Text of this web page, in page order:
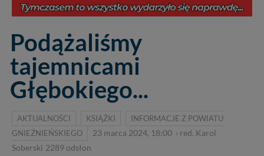
Podążaliśmy
tajemnicami
Głębokiego...
AKTUALNOŚCI KSIĄŻKI
INFORMACJE Z POWIATU
GNIEŹNIEŃSKIEGO
23 marca 2024, 18:00 › red. Karol
Soberski 2289 odsłon